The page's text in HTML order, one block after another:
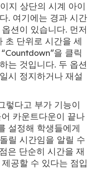
지 상단의 시계 아이
. 여기에는 경과 시간
션이 있습니다. 먼저
초 단위로 시간을 세
을 클릭
는 것입니다. 두 옵션
시 정지하거나 재설
렇다고 부가 기능이
카운트다운이 끝나
설정해 학생들에게
릴 시간임을 알릴 수
은 단순히 시간을 재
공할 수 있다는 점입